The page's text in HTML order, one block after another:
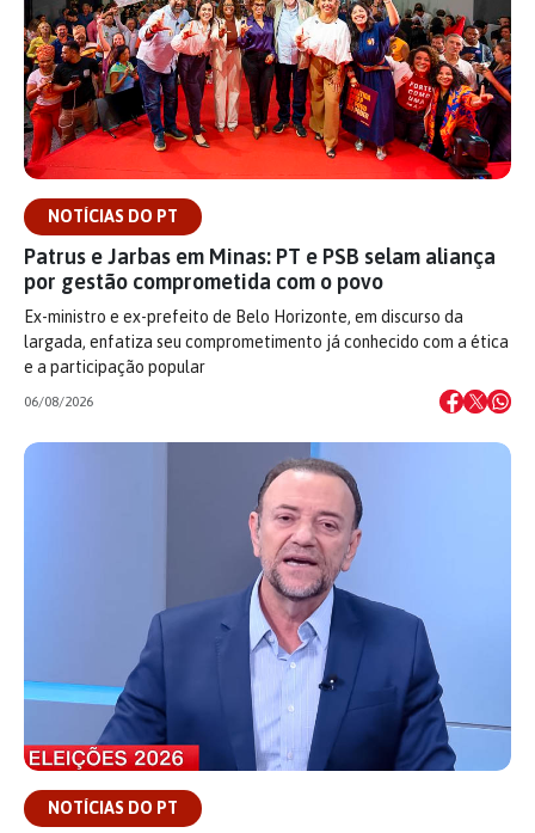
NOTÍCIAS DO PT
Patrus e Jarbas em Minas: PT e PSB selam aliança
por gestão comprometida com o povo
Ex-ministro e ex-prefeito de Belo Horizonte, em discurso da
largada, enfatiza seu comprometimento já conhecido com a ética
e a participação popular
06/08/2026
NOTÍCIAS DO PT